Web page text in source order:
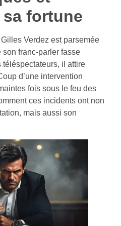
sa fortune
Verdez est parsemée
franc-parler fasse
il attire
d’une intervention
fois sous le feu des
ces incidents ont non
mais aussi son